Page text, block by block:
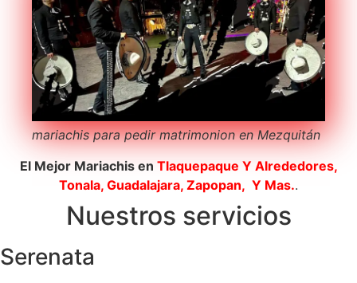
mariachis para pedir matrimonion en Mezquitán
El Mejor Mariachis en Tlaquepaque Y Alrededores,
Tonala, Guadalajara, Zapopan, Y Mas..
Nuestros servicios
Serenata